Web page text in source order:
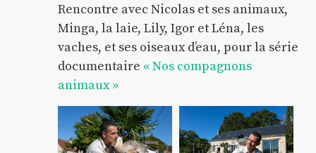
Rencontre avec Nicolas et ses animaux,
Minga, la laie, Lily, Igor et Léna, les
vaches, et ses oiseaux d’eau, pour la série
documentaire « Nos compagnons
animaux »